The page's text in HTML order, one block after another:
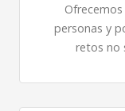
personas y
retos no